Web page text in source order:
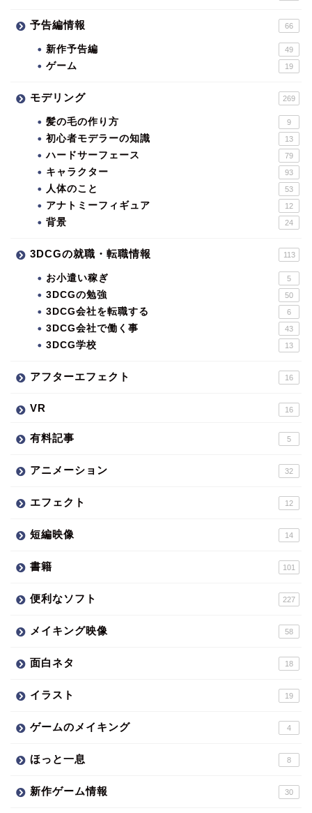
予告編情報 66
新作予告編 49
ゲーム 19
モデリング 269
髪の毛の作り方 9
初心者モデラーの知識 13
ハードサーフェース 79
キャラクター 93
人体のこと 53
アナトミーフィギュア 12
背景 24
3DCGの就職・転職情報 113
お小遣い稼ぎ 5
3DCGの勉強 50
3DCG会社を転職する 6
3DCG会社で働く事 43
3DCG学校 13
アフターエフェクト 16
VR 16
有料記事 5
アニメーション 32
エフェクト 12
短編映像 14
書籍 101
便利なソフト 227
メイキング映像 58
面白ネタ 18
イラスト 19
ゲームのメイキング 4
ほっと一息 8
新作ゲーム情報 30